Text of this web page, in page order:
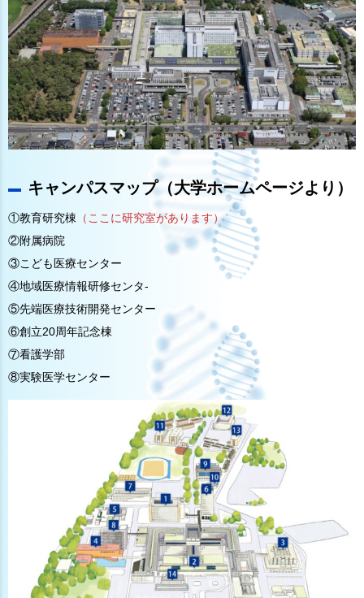
キャンパスマップ（大学ホームページより）
①教育研究棟 （ここに研究室があります）
②附属病院
③こども医療センター
④地域医療情報研修センタ-
⑤先端医療技術開発センター
⑥創立20周年記念棟
⑦看護学部
⑧実験医学センター